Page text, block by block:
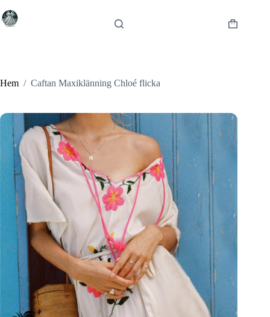
till
innehåll
Varukorg
Hem / Caftan Maxiklänning Chloé flicka